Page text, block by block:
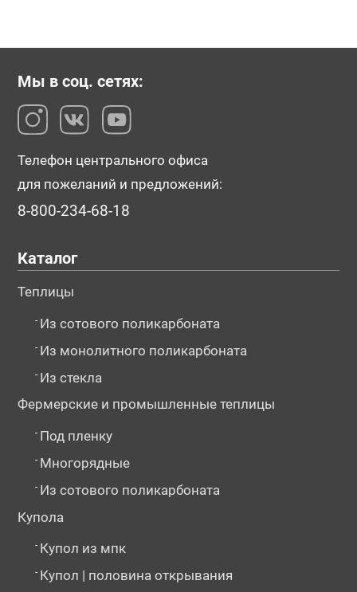
Мы в соц. сетях:
Телефон центрального офиса
для пожеланий и предложений:
8-800-234-68-18
Каталог
Теплицы
- Из сотового поликарбоната
- Из монолитного поликарбоната
- Из стекла
Фермерские и промышленные теплицы
- Под пленку
- Многорядные
- Из сотового поликарбоната
Купола
- Купол из мпк
- Купол | половина открывания